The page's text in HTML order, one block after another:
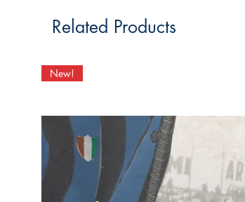
Related Products
New!